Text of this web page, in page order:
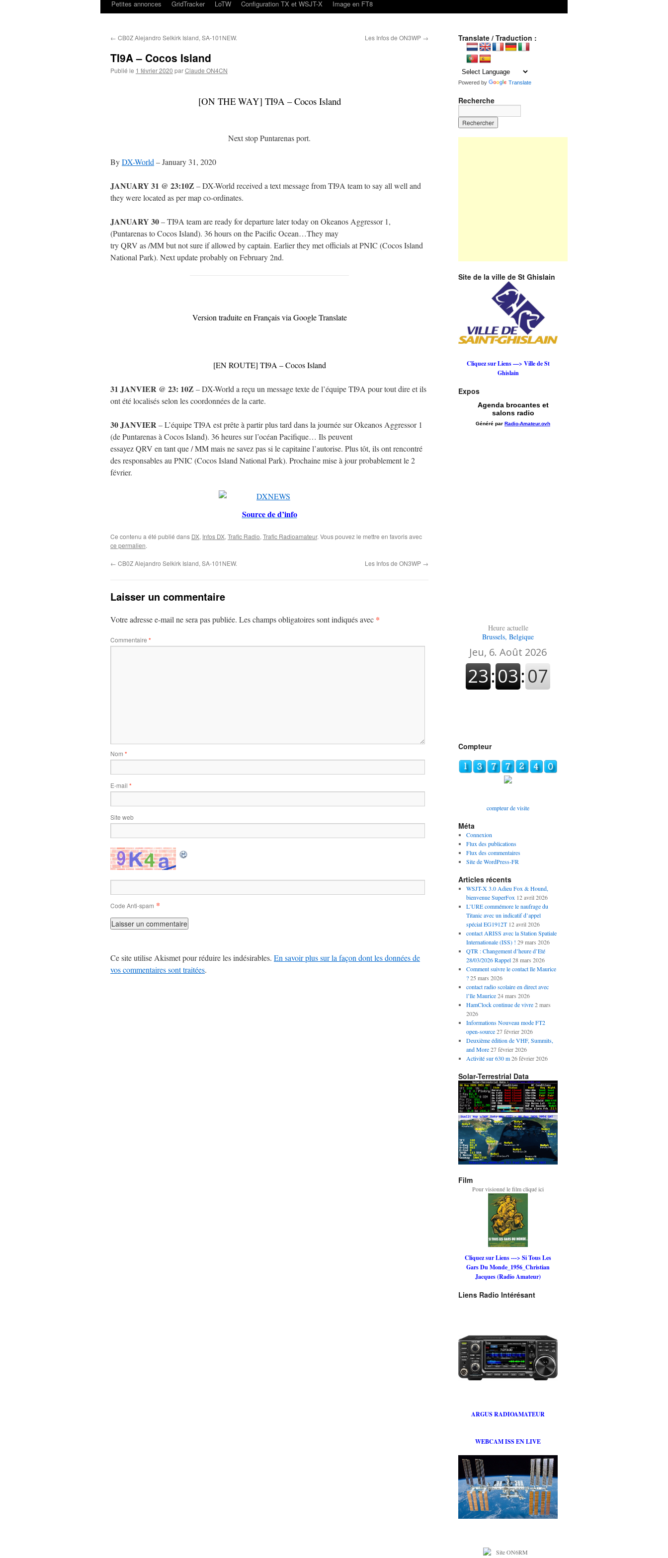
Petites annonces
GridTracker LoTW Configuration TX et WSJT-X Image en FT8
← CB0Z Alejandro Selkirk Island, SA-101NEW. Les Infos de ON3WP →
TI9A – Cocos Island
Publié le 1 février 2020 parClaude ON4CN
[ON THE WAY] TI9A – Cocos Island
Next stop Puntarenas port.
ByDX-World –January 31, 2020
JANUARY 31 @ 23:10Z – DX-World received a text message from TI9A team to say all well and
they were located as per map co-ordinates.
JANUARY 30– TI9A team are ready for departure later today on Okeanos Aggressor 1,
(Puntarenas to Cocos Island). 36 hours on the Pacific Ocean…They may
try QRV as /MM but not sure if allowed by captain. Earlier they met officials at PNIC (Cocos Island
National Park). Next update probably on February 2nd.
Version traduite en Français via Google Translate
[EN ROUTE] TI9A – Cocos Island
31 JANVIER @ 23: 10Z – DX-World a reçu un message texte de l’équipe TI9A pour tout dire et ils
ont été localisés selon les coordonnées de la carte.
30 JANVIER– L’équipe TI9A est prête à partir plus tard dans la journée sur Okeanos Aggressor 1
(de Puntarenas à Cocos Island). 36 heures sur l’océan Pacifique… Ils peuvent
essayez QRV en tant que / MM mais ne savez pas si le capitaine l’autorise. Plus tôt, ils ont rencontré
des responsables au PNIC (Cocos Island National Park). Prochaine mise à jour probablement le 2
février.
Source de d’info
Ce contenu a été publié dans DX, Infos DX, Trafic Radio, Trafic Radioamateur. Vous pouvez le mettre en favoris avec
ce permalien.
← CB0Z Alejandro Selkirk Island, SA-101NEW. Les Infos de ON3WP →
Laisser un commentaire
Votre adresse e-mail ne sera pas publiée. Les champs obligatoires sont indiqués avec *
Commentaire *
Nom *
E-mail *
Site web
Code Anti-spam *
Ce site utilise Akismet pour réduire les indésirables. En savoir plus sur la façon dont les données de
vos commentaires sont traitées.
Translate / Traduction :
Powered by Translate
Recherche
Site de la ville de St Ghislain
Cliquez sur Liens —> Ville de St
Ghislain
Expos
Heure actuelle
Brussels, Belgique
Compteur
compteur de visite
Méta
Connexion
Flux des publications
Flux des commentaires
Site de WordPress-FR
Articles récents
WSJT-X 3.0 Adieu Fox & Hound,
bienvenue SuperFox 12 avril 2026
L’URE commémore le naufrage du
Titanic avec un indicatif d’appel
spécial EG1912T 12 avril 2026
contact ARISS avec la Station Spatiale
Internationale (ISS) ! 29 mars 2026
QTR : Changement d’heure d’Eté
28/03/2026 Rappel 28 mars 2026
Comment suivre le contact île Maurice
? 25 mars 2026
contact radio scolaire en direct avec
l’île Maurice 24 mars 2026
HamClock continue de vivre 2 mars
2026
Informations Nouveau mode FT2
open-source 27 février 2026
Deuxième édition de VHF, Summits,
and More 27 février 2026
Activité sur 630 m 26 février 2026
Solar-Terrestrial Data
Film
Pour visionné le film cliqué ici
Cliquez sur Liens ---> Si Tous Les
Gars Du Monde_1956_Christian
Jacques (Radio Amateur)
Liens Radio Intérésant
ARGUS RADIOAMATEUR
WEBCAM ISS EN LIVE